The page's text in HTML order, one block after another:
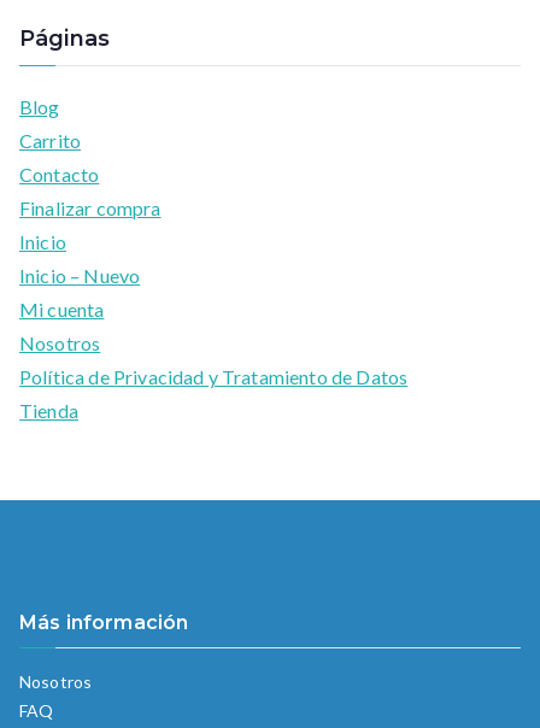
Páginas
Blog
Carrito
Contacto
Finalizar compra
Inicio
Inicio – Nuevo
Mi cuenta
Nosotros
Política de Privacidad y Tratamiento de Datos
Tienda
Más información
Nosotros
FAQ